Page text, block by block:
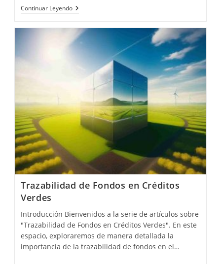
Continuar LeyendoFundamentos
De
Verdes
Trazabilidad de Fondos en Créditos
Verdes
Introducción Bienvenidos a la serie de artículos sobre
"Trazabilidad de Fondos en Créditos Verdes". En este
espacio, exploraremos de manera detallada la
importancia de la trazabilidad de fondos en el…